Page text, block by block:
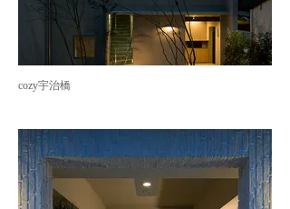
cozy宇治橋